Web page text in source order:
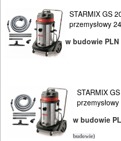
I
BHP
SPRZĘT
OGRODNICZE
NARZĘDZIA
PILARKI-
STARMIX GS
przemysłowy
w budowie PLN
STARMIX
w budowie
budowie)